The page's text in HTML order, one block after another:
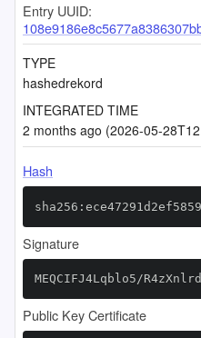
Entry UUID:
TYPE
hashedrekord
INTEGRATED TIME
2 months ago (2026-05-
Hash
Signature
MEQCIFJ4Lqblo5/
Public Key Certificate